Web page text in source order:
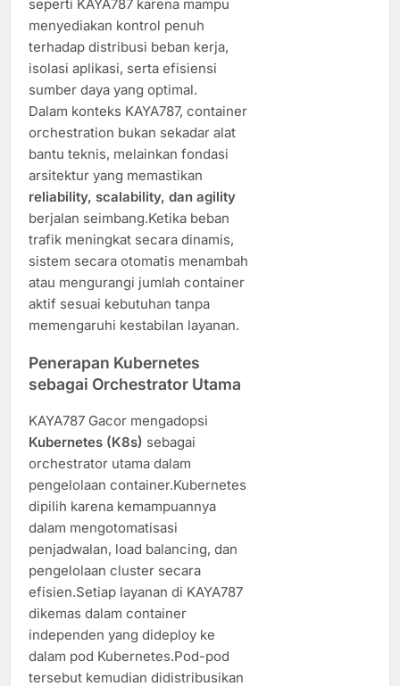
seperti KAYA787 karena mampu
menyediakan kontrol penuh
terhadap distribusi beban kerja,
isolasi aplikasi, serta efisiensi
sumber daya yang optimal.
Dalam konteks KAYA787, container
orchestration bukan sekadar alat
bantu teknis, melainkan fondasi
arsitektur yang memastikan
reliability, scalability, dan agility
berjalan seimbang.Ketika beban
trafik meningkat secara dinamis,
sistem secara otomatis menambah
atau mengurangi jumlah container
aktif sesuai kebutuhan tanpa
memengaruhi kestabilan layanan.
Penerapan Kubernetes
sebagai Orchestrator Utama
KAYA787 Gacor mengadopsi
Kubernetes (K8s) sebagai
orchestrator utama dalam
pengelolaan container.Kubernetes
dipilih karena kemampuannya
dalam mengotomatisasi
penjadwalan, load balancing, dan
pengelolaan cluster secara
efisien.Setiap layanan di KAYA787
dikemas dalam container
independen yang dideploy ke
dalam pod Kubernetes.Pod-pod
tersebut kemudian didistribusikan